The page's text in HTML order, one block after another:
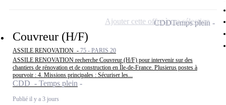
Couvreur (H/F)
ASSILE RENOVATION - 75 - PARIS 20
ASSILE RENOVATION recherche Couvreur (H/F) pour intervenir sur des
chantiers de rénovation et de construction en Île-de-France. Plusierus postes à
pourvoir : 4. Missions principales : Sécuriser les...
CDD - Temps plein
Publié il y a 3 jours
CDDTemps plein
Ajouter cette offre à ma sélection